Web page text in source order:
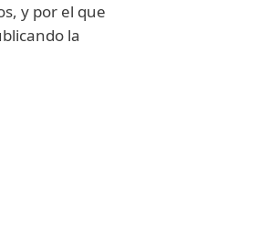
y por el que
la